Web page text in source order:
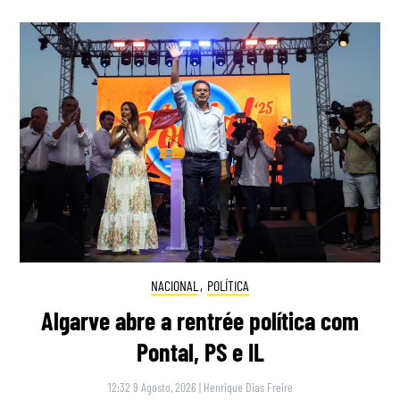
NACIONAL , POLÍTICA
Algarve abre a rentrée política com
Pontal, PS e IL
12:32 9 Agosto, 2026 | Henrique Dias Freire